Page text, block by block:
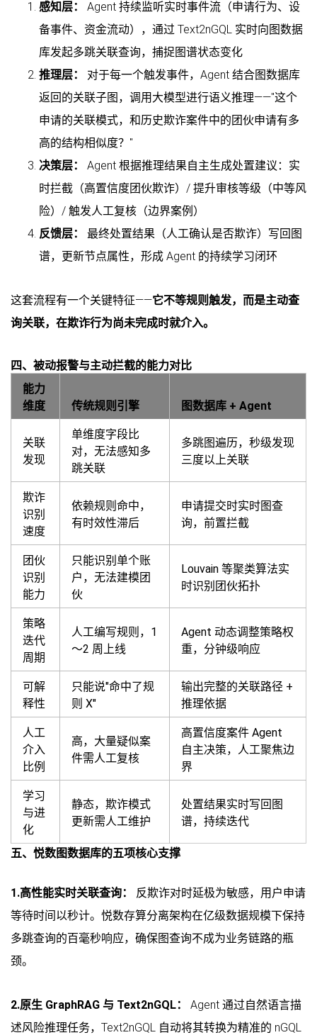
感知层：
Agent 持续监听实时事件流（申请行为、设
备事件、资金流动），通过 Text2nGQL 实时向图数据
库发起多跳关联查询，捕捉图谱状态变化
推理层：
对于每一个触发事件，Agent 结合图数据库
返回的关联子图，调用大模型进行语义推理——"这个
申请的关联模式，和历史欺诈案件中的团伙申请有多
高的结构相似度？"
决策层：
Agent 根据推理结果自主生成处置建议：实
时拦截（高置信度团伙欺诈）/ 提升审核等级（中等风
险）/ 触发人工复核（边界案例）
反馈层：
最终处置结果（人工确认是否欺诈）写回图
谱，更新节点属性，形成 Agent 的持续学习闭环
这套流程有一个关键特征——它不等规则触发，而是主动查
询关联，在欺诈行为尚未完成时就介入。
四、被动报警与主动拦截的能力对比
能力
维度
传统规则引擎 图数据库 + Agent
关联
发现
单维度字段比
对，无法感知多
跳关联
多跳图遍历，秒级发现
三度以上关联
欺诈
识别
速度
依赖规则命中，
有时效性滞后
申请提交时实时图查
询，前置拦截
团伙
识别
能力
只能识别单个账
户，无法建模团
伙
Louvain 等聚类算法实
时识别团伙拓扑
策略
迭代
周期
人工编写规则，1
～2 周上线
Agent 动态调整策略权
重，分钟级响应
可解
释性
只能说"命中了规
则 X"
输出完整的关联路径 +
推理依据
人工
介入
比例
高，大量疑似案
件需人工复核
高置信度案件 Agent
自主决策，人工聚焦边
界
学习
与进
化
静态，欺诈模式
更新需人工维护
处置结果实时写回图
谱，持续迭代
五、悦数图数据库的五项核心支撑
1.高性能实时关联查询：
反欺诈对时延极为敏感，用户申请
等待时间以秒计。悦数存算分离架构在亿级数据规模下保持
多跳查询的百毫秒响应，确保图查询不成为业务链路的瓶
颈。
2.原生 GraphRAG 与 Text2nGQL：
Agent 通过自然语言描
述风险推理任务，Text2nGQL 自动将其转换为精准的 nGQL